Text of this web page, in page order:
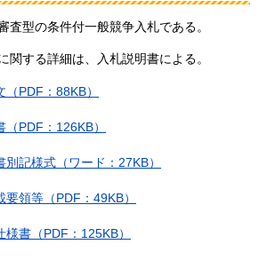
査型の条件付一般競争入札である。
関する詳細は、入札説明書による。
（PDF：88KB）
（PDF：126KB）
別記様式（ワード：27KB）
要領等（PDF：49KB）
様書（PDF：125KB）